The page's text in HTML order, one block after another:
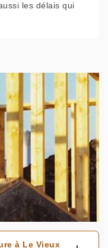
les délais qui
à Le Vieux